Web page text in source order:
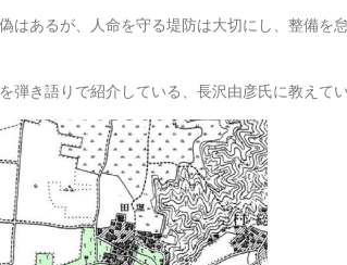
はあるが、人命を守る堤防は大切にし、整備を
弾き語りで紹介している、長沢由彦氏に教えて